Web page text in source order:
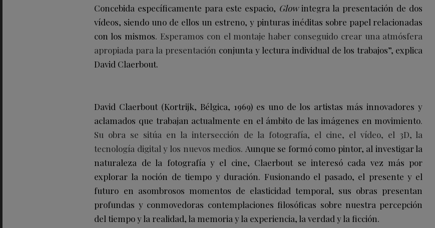
Concebida específicamente para este espacio, Glowintegra la presentación de dos
vídeos, siendo uno de ellos un estreno, y pinturas inéditas sobre papel relacionadas
con los mismos. Esperamos con el montaje haber conseguido crear una atmósfera
apropiada para la presentación conjunta y lectura individual de los trabajos”, explica
David Claerbout.
David Claerbout (Kortrijk, Bélgica, 1969) es uno de los artistas más innovadores y
aclamados que trabajan actualmente en el ámbito de las imágenes en movimiento.
Su obra se sitúa en la intersección de la fotografía, el cine, el vídeo, el 3D, la
tecnología digital y los nuevos medios. Aunque se formó como pintor, al investigar la
naturaleza de la fotografía y el cine, Claerbout se interesó cada vez más por
explorar la noción de tiempo y duración. Fusionando el pasado, el presente y el
futuro en asombrosos momentos de elasticidad temporal, sus obras presentan
profundas y conmovedoras contemplaciones filosóficas sobre nuestra percepción
del tiempo y la realidad, la memoria y la experiencia, la verdad y la ficción.